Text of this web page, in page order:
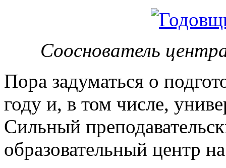
Сооснователь
Пора задуматься о
году и, в том числе,
Сильный
образовательный центр